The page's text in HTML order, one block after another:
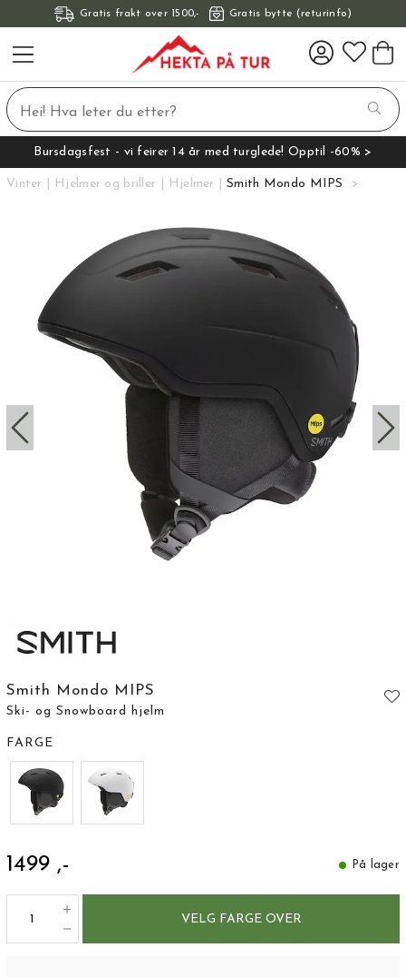
Gratis frakt over 1500,- Gratis bytte (returinfo)
Bursdagsfest - vi feirer 14 år med turglede! Opptil -60% >
Vinter Hjelmer og briller Hjelmer Smith Mondo MIPS
Smith Mondo MIPS
Ski- og Snowboard hjelm
FARGE
1499 ,- På lager
VELG FARGE OVER